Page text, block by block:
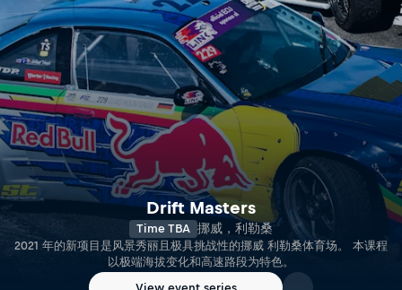
Drift Masters
Time TBA 挪威，利勒桑
2021 年的新项目是风景秀丽且极具挑战性的挪威 利勒桑体育场。 本课程
以极端海拔变化和高速路段为特色。